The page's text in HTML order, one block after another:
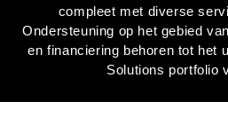
compleet met diverse
Ondersteuning op het gebied
en financiering behoren tot het
Solutions portfolio